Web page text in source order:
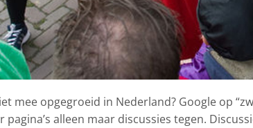
mee opgegroeid in Nederland? Google op
pagina’s alleen maar discussies tegen.